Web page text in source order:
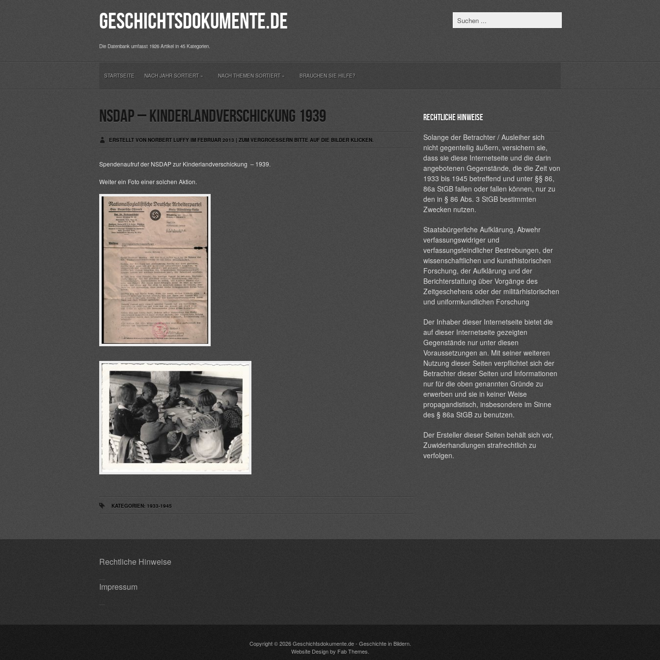
Geschichtsdokumente.de
Die Datenbank umfasst 1926 Artikel in 45 Kategorien.
STARTSEITE NACH JAHR SORTIERT» NACH THEMEN SORTIERT» BRAUCHEN SIE HILFE?
NSDAP – Kinderlandverschickung 1939
ERSTELLT VON NORBERT LUFFY IM FEBRUAR 2013 | ZUM VERGROESSERN BITTE AUF DIE BILDER KLICKEN.
Spendenaufruf der NSDAP zur Kinderlandverschickung – 1939.
Weiter ein Foto einer solchen Aktion.
KATEGORIEN: 1933-1945
Rechtliche Hinweise
Solange der Betrachter / Ausleiher sich
nicht gegenteilig äußern, versichern sie,
dass sie diese Internetseite und die darin
angebotenen Gegenstände, die die Zeit von
1933 bis 1945 betreffend und unter §§ 86,
86a StGB fallen oder fallen können, nur zu
den in § 86 Abs. 3 StGB bestimmten
Zwecken nutzen.
Staatsbürgerliche Aufklärung, Abwehr
verfassungswidriger und
verfassungsfeindlicher Bestrebungen, der
wissenschaftlichen und kunsthistorischen
Forschung, der Aufklärung und der
Berichterstattung über Vorgänge des
Zeitgeschehens oder der militärhistorischen
und uniformkundlichen Forschung
Der Inhaber dieser Internetseite bietet die
auf dieser Internetseite gezeigten
Gegenstände nur unter diesen
Voraussetzungen an. Mit seiner weiteren
Nutzung dieser Seiten verpflichtet sich der
Betrachter dieser Seiten und Informationen
nur für die oben genannten Gründe zu
erwerben und sie in keiner Weise
propagandistisch, insbesondere im Sinne
des § 86a StGB zu benutzen.
Der Ersteller dieser Seiten behält sich vor,
Zuwiderhandlungen strafrechtlich zu
verfolgen.
Rechtliche Hinweise
Impressum
Copyright © 2026Geschichtsdokumente.de- Geschichte in Bildern.
Website Designby Fab Themes.